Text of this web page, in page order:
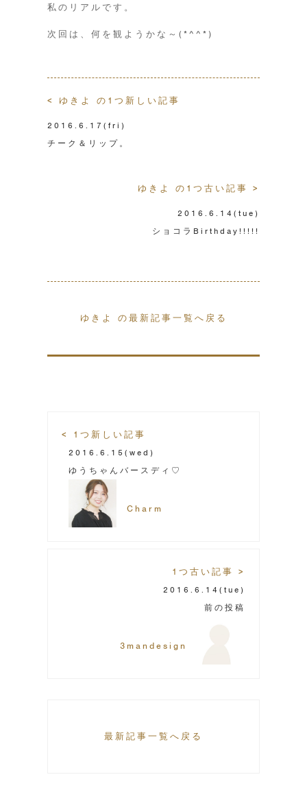
私のリアルです。
次回は、何を観ようかな～(*^^*)
< ゆきよ の1つ新しい記事
2016.6.17 (fri)
チーク＆リップ。
ゆきよ の1つ古い記事 >
2016.6.14 (tue)
ショコラBirthday!!!!!
ゆきよ の最新記事一覧へ戻る
< 1つ新しい記事
2016.6.15 (wed)
ゆうちゃんバースディ♡
Charm
1つ古い記事 >
2016.6.14 (tue)
前の投稿
3mandesign
最新記事一覧へ戻る